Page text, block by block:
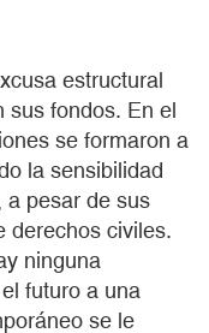
estructural
sus fondos. En el
se formaron a
la sensibilidad
a pesar de sus
derechos civiles.
ninguna
futuro a una
se le